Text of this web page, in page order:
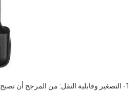
1- التصغير وقابلية النقل: من المرجح أن تصبح